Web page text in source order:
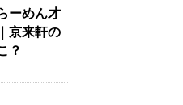
ーめん才
京来軒の
？